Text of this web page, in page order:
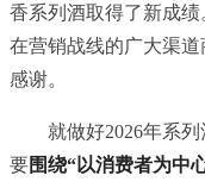
香系列酒取得了新成
在营销战线的广大渠
感谢。
就做好2026年系
要围绕“以消费者为中